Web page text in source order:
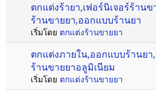
ตกแต่งร้ายา,เฟอร์นิเจอร์ร้าน
ร้านขายยา,ออกแบบร้านยา
เริ่มโดย ตกแต่งร้านขายยา
ตกแต่งภายใน,ออกแบบร้านยา
ร้านขายยาอลูมิเนียม
เริ่มโดย ตกแต่งร้านขายยา